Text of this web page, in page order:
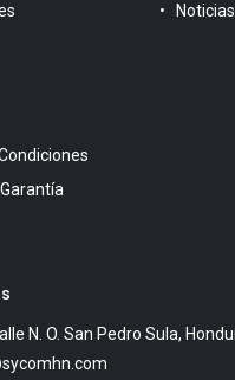
Noticias
N. O. San Pedro Sula,